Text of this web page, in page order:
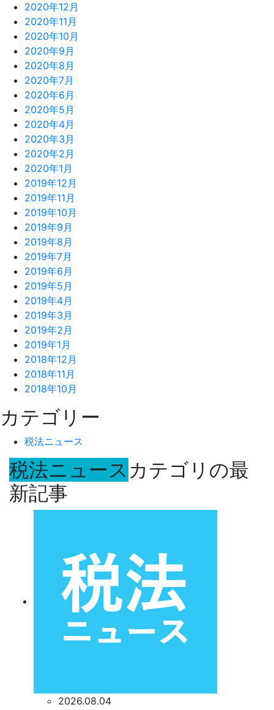
2020年12月
2020年11月
2020年10月
2020年9月
2020年8月
2020年7月
2020年6月
2020年5月
2020年4月
2020年3月
2020年2月
2020年1月
2019年12月
2019年11月
2019年10月
2019年9月
2019年8月
2019年7月
2019年6月
2019年5月
2019年4月
2019年3月
2019年2月
2019年1月
2018年12月
2018年11月
2018年10月
カテゴリー
税法ニュース
税法ニュース カテゴリの最
新記事
2026.08.04